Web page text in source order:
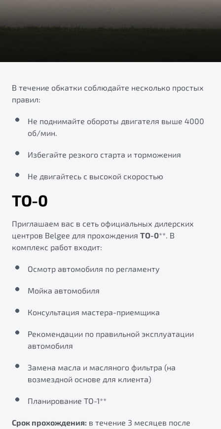
от 1 699 990 ₽*
Обзор В наличии
Универсальный кроссовер
от 2 499 990 ₽*
Обзор В наличии
Трейд-ин
Расчет КАСКО
Подробно
Автомобили в наличии
Автокредит
Спецпредложения
Гарантия Belgee
Belgee Клуб
Реферальная программа
Клиентская поддержка
Помощь на дорогах
"Помощь на дорогах"
Преимущества программы
Запись на сервис
Калькулятор ТО
Клиентская поддержка
Правовая информация
В течение обкатки соблюдайте несколько простых
правил:
Не поднимайте обороты двигателя выше 4000
об/мин.
Избегайте резкого старта и торможения
Не двигайтесь с высокой скоростью
ТО-0
Приглашаем вас в сеть официальных дилерских
центров Belgee для прохождения ТО-0**. В
комплекс работ входит:
Осмотр автомобиля по регламенту
Мойка автомобиля
Консультация мастера-приемщика
Рекомендации по правильной эксплуатации
автомобиля
Замена масла и масляного фильтра (на
возмездной основе для клиента)
Планирование ТО-1**
Срок прохождения: в течение 3 месяцев после